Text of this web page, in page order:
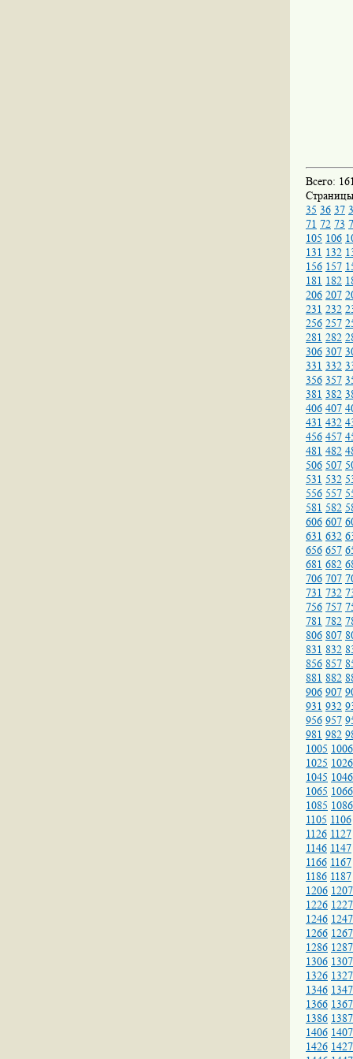
Всего:
35 36 37
71 72 73
105 106
131 132
156 157
181 182
206 207
231 232
256 257
281 282
306 307
331 332
356 357
381 382
406 407
431 432
456 457
481 482
506 507
531 532
556 557
581 582
606 607
631 632
656 657
681 682
706 707
731 732
756 757
781 782
806 807
831 832
856 857
881 882
906 907
931 932
956 957
981 982
1005 1006
1025 1026
1045 1046
1065 1066
1085 1086
1105 1106
1126 1127
1146 1147
1166 1167
1186 1187
1206 1207
1226 1227
1246 1247
1266 1267
1286 1287
1306 1307
1326 1327
1346 1347
1366 1367
1386 1387
1406 1407
1426 1427